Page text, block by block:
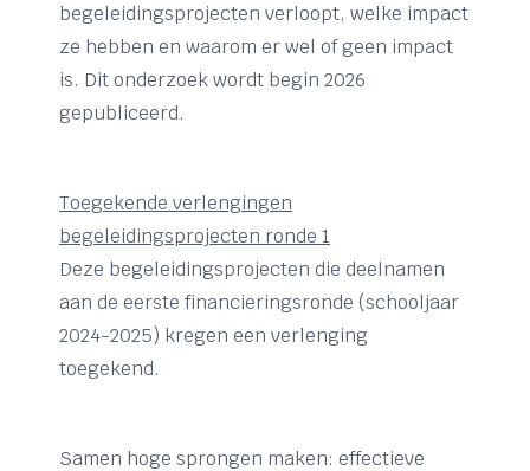
begeleidingsprojecten verloopt, welke impact
ze hebben en waarom er wel of geen impact
is. Dit onderzoek wordt begin 2026
gepubliceerd.
Toegekende verlengingen
begeleidingsprojecten ronde 1
Deze begeleidingsprojecten die deelnamen
aan de eerste financieringsronde (schooljaar
2024-2025) kregen een verlenging
toegekend.
Samen hoge sprongen maken: effectieve